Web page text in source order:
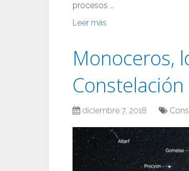
procesos …
Leer más
Monoceros,
Constelación
diciembre 7, 2018